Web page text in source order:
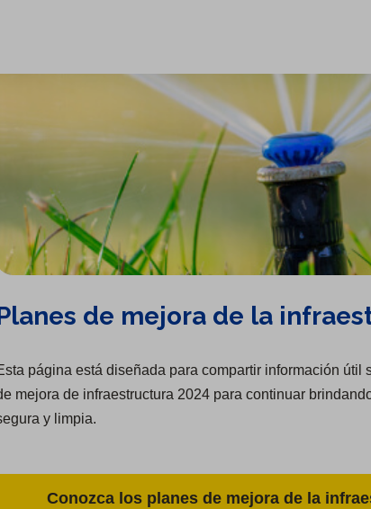
de mejora de la
página está diseñada para compartir información útil
mejora de infraestructura 2024 para continuar
y limpia.
Conozca los planes de mejora de la